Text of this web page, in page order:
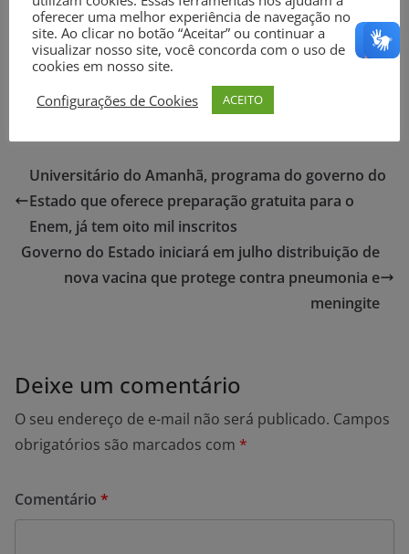
Compartilhe nas suas Redes Sociais
Universitário do Amanhã, programa do governo do
Estado que oferece preparação gratuita para o
Enem, já tem oito mil inscritos
Governo do Estado iniciará em julho distribuição de
nova vacina que protege contra pneumonia e
meningite
Deixe um comentário
O seu endereço de e-mail não será publicado. Campos
obrigatórios são marcados com *
Comentário *
oferecer uma melhor experiência de navegação no
site. Ao clicar no botão “Aceitar” ou continuar a
visualizar nosso site, você concorda com o uso de
cookies em nosso site.
Configurações de Cookies
ACEITO